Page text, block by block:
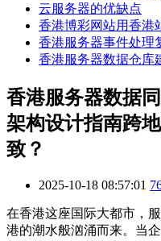
云服务器的优缺点
香港博彩网站用香港
香港服务器事件处理
香港服务器数据仓库
香港服务器数据
架构设计指南跨
致？
2025-10-18 08:57:01
在香港这座国际大都市，
港的潮水般汹涌而来。当